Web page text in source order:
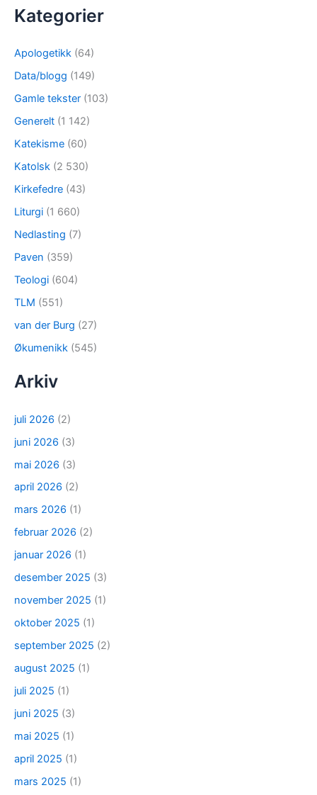
Kategorier
Apologetikk (64)
Data/blogg (149)
Gamle tekster (103)
Generelt (1 142)
Katekisme (60)
Katolsk (2 530)
Kirkefedre (43)
Liturgi (1 660)
Nedlasting (7)
Paven (359)
Teologi (604)
TLM (551)
van der Burg (27)
Økumenikk (545)
Arkiv
juli 2026 (2)
juni 2026 (3)
mai 2026 (3)
april 2026 (2)
mars 2026 (1)
februar 2026 (2)
januar 2026 (1)
desember 2025 (3)
november 2025 (1)
oktober 2025 (1)
september 2025 (2)
august 2025 (1)
juli 2025 (1)
juni 2025 (3)
mai 2025 (1)
april 2025 (1)
mars 2025 (1)